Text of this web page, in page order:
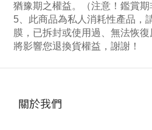
猶豫期之權益。（注意！鑑賞期
5 、此商品為私人消耗性產品，
膜，已拆封或使用過、無法恢復
將影響您退換貨權益，謝謝！
關於我們